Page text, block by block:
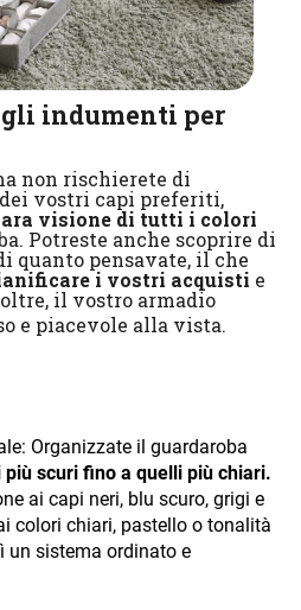
indumenti per
non rischierete di
vostri capi preferiti,
visione di tutti i colori
Potreste anche scoprire di
quanto pensavate, il che
i vostri acquisti e
il vostro armadio
e piacevole alla vista.
Organizzate il guardaroba
scuri fino a quelli più chiari.
ai capi neri, blu scuro, grigi e
colori chiari, pastello o tonalità
un sistema ordinato e